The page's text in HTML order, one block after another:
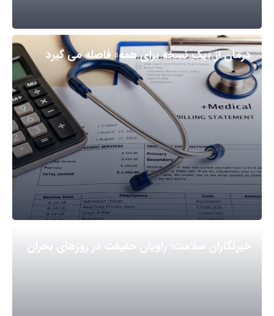
درمان از «یک نسخه برای همه» فاصله می گیرد
خبرنگاران سلامت؛ راویان حقیقت در روزهای بحران